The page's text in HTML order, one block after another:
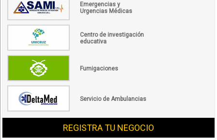
Emergencias y
Urgencias Médicas
Centro de investigación
educativa
Fumigaciones
Servicio de Ambulancias
REGISTRA TU NEGOCIO